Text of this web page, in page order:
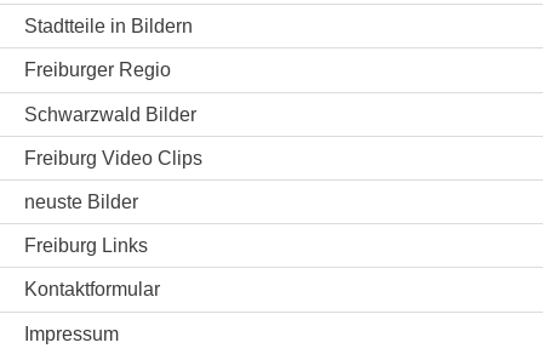
Stadtteile in Bildern
Freiburger Regio
Schwarzwald Bilder
Freiburg Video Clips
neuste Bilder
Freiburg Links
Kontaktformular
Impressum